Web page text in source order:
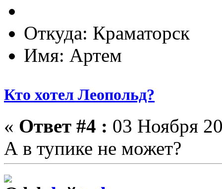
Откуда: Краматорск
Имя: Артем
Кто хотел Леопольд?
« Ответ #4 : 03 Ноября
А в тупике не может?